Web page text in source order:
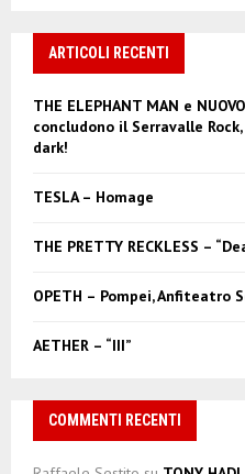
h
r
ARTICOLI RECENTI
THE ELEPHANT MAN e
concludono il Serravalle
dark!
TESLA – Homage
THE PRETTY RECKLESS –
OPETH – Pompei, Anfiteatro
AETHER – “III”
COMMENTI RECENTI